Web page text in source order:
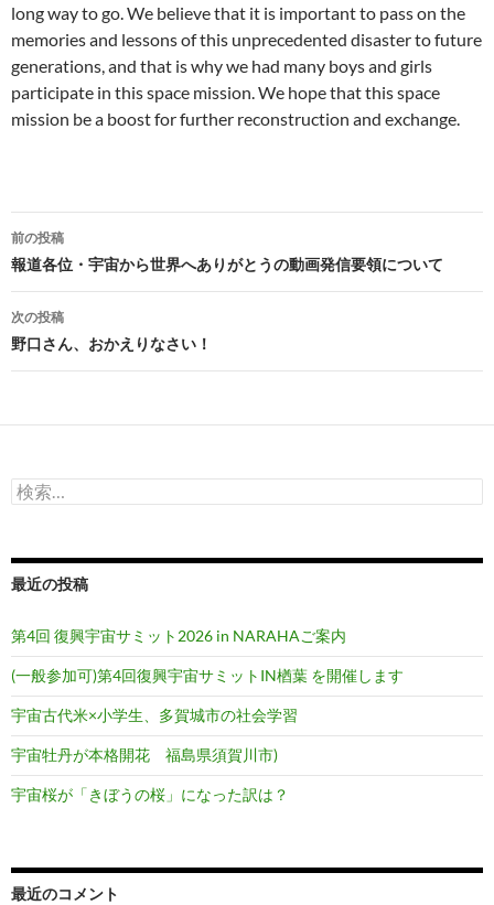
long way to go. We believe that it is important to pass on the
memories and lessons of this unprecedented disaster to future
generations, and that is why we had many boys and girls
participate in this space mission. We hope that this space
mission be a boost for further reconstruction and exchange.
投
稿
ナ
ビ
ゲ
ー
ョ
前の投稿
報道各位・宇宙から世界へありがとうの動画発信要領について
次の投稿
野口さん、おかえりなさい！
検
索:
最近の投稿
第4回 復興宇宙サミット2026 in NARAHAご案内
(一般参加可)第4回復興宇宙サミットIN楢葉 を開催します
宇宙古代米×小学生、多賀城市の社会学習
宇宙牡丹が本格開花 福島県須賀川市)
宇宙桜が「きぼうの桜」になった訳は？
最近のコメント